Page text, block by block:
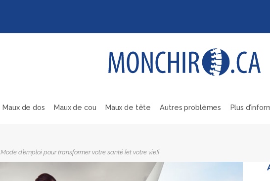
Maux de dos Maux de cou Maux de tête Autres problèmes Plus
Mode d’emploi pour transformer votre santé [et votre vie!]